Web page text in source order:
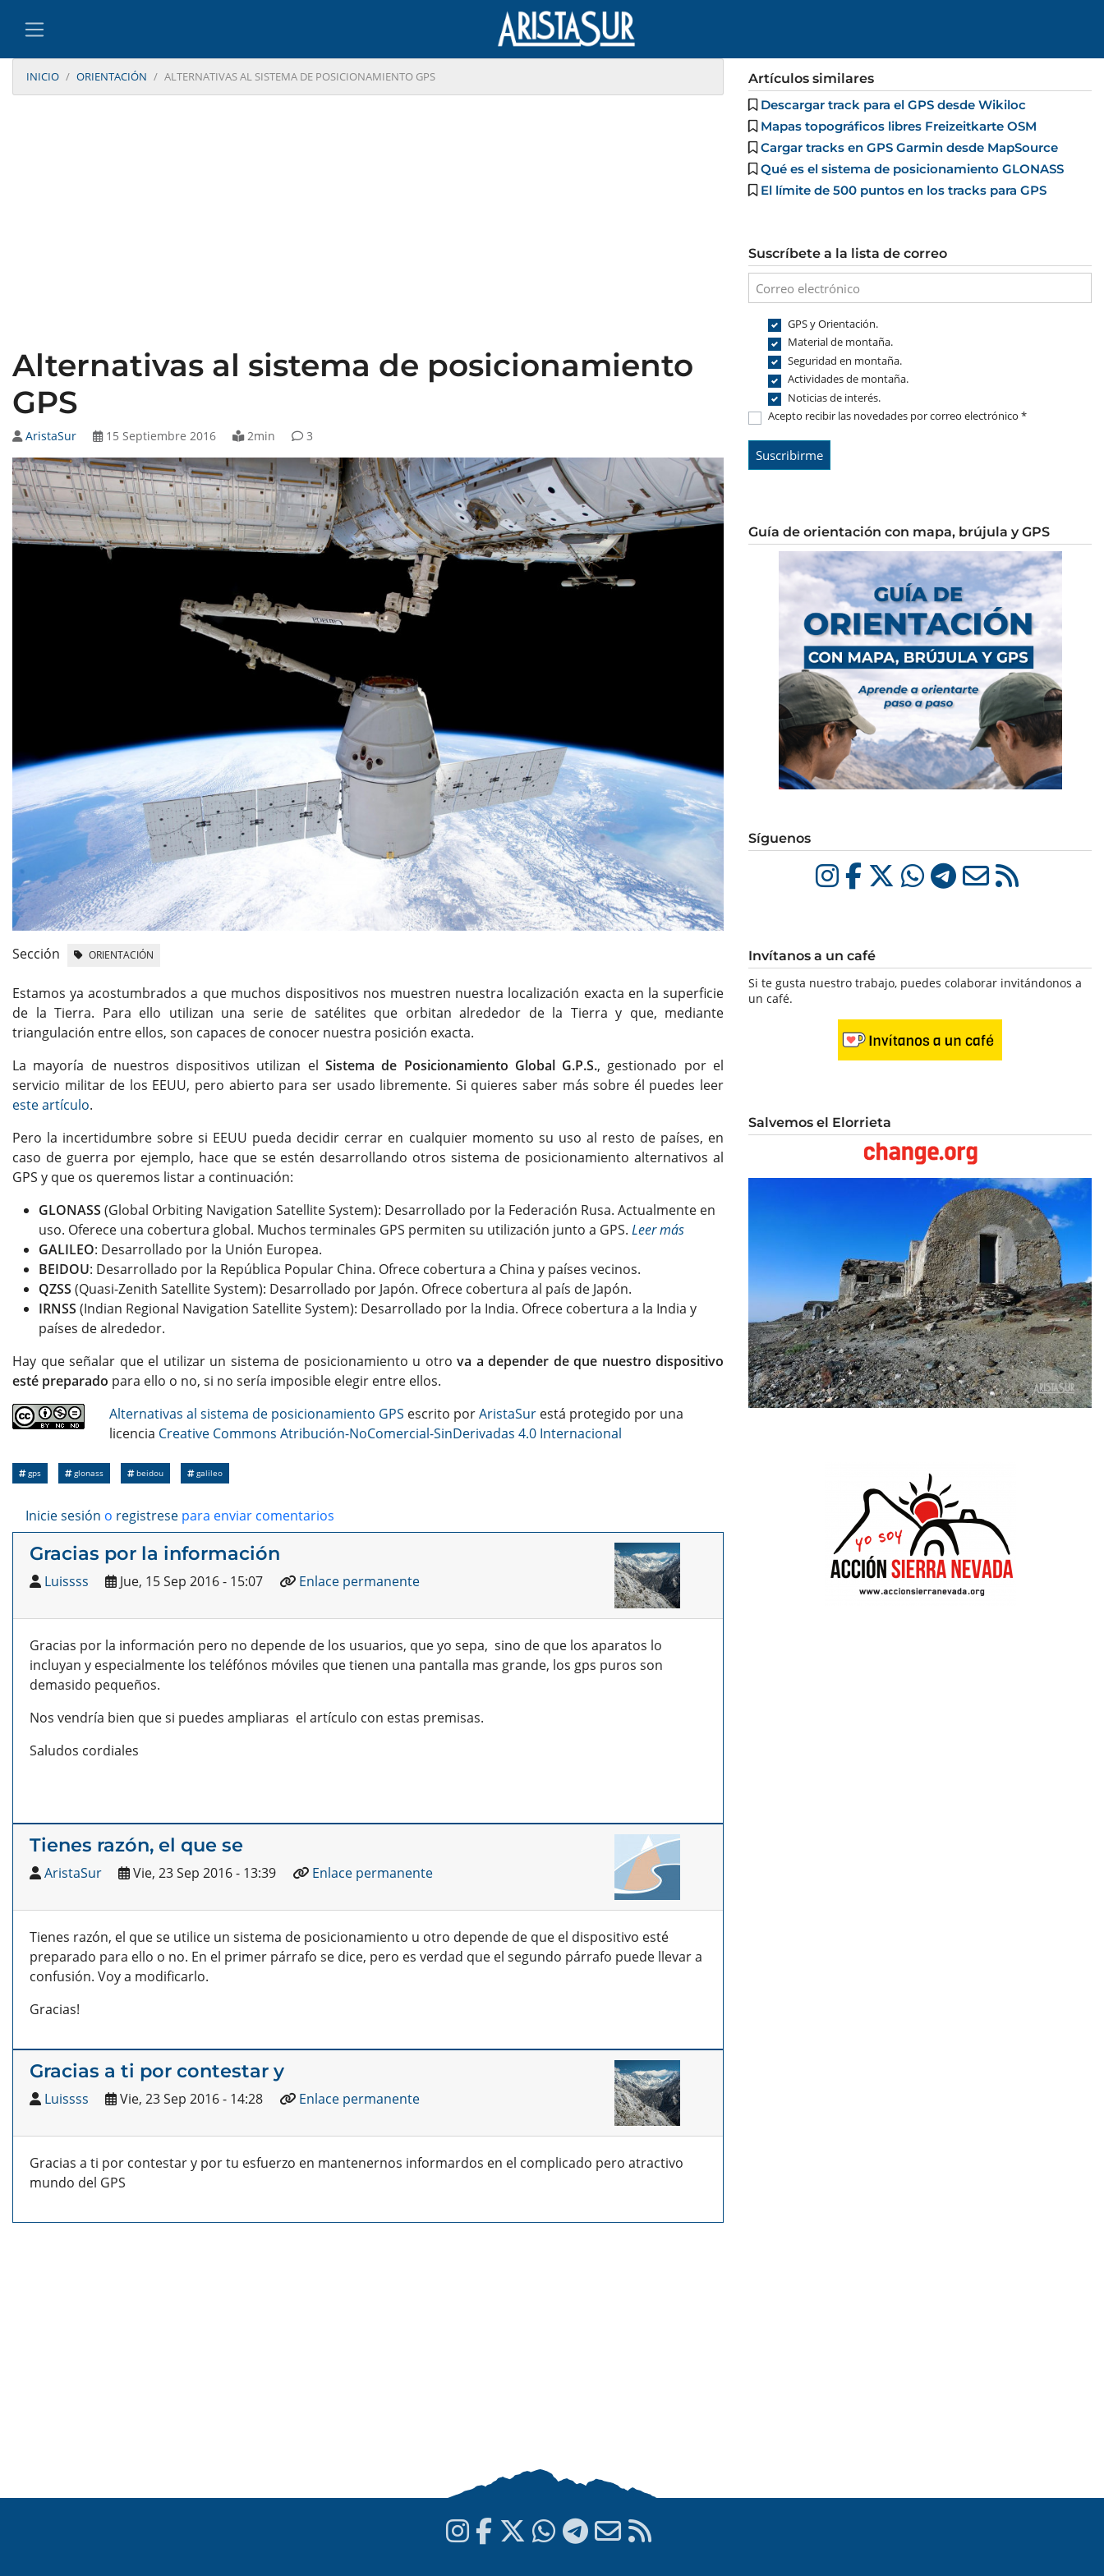
INICIO ORIENTACIÓN ALTERNATIVAS AL SISTEMA DE POSICIONAMIENTO GPS
Alternativas al sistema de posicionamiento
GPS
AristaSur 15 Septiembre 2016 2min 3
Sección ORIENTACIÓN
Estamos ya acostumbrados a que muchos dispositivos nos muestren nuestra localización exacta en la superficie
de la Tierra. Para ello utilizan una serie de satélites que orbitan alrededor de la Tierra y que, mediante
triangulación entre ellos, son capaces de conocer nuestra posición exacta.
La mayoría de nuestros dispositivos utilizan el Sistema de Posicionamiento Global G.P.S., gestionado por el
servicio militar de los EEUU, pero abierto para ser usado libremente. Si quieres saber más sobre él puedes leer
este artículo.
Pero la incertidumbre sobre si EEUU pueda decidir cerrar en cualquier momento su uso al resto de países, en
caso de guerra por ejemplo, hace que se estén desarrollando otros sistema de posicionamiento alternativos al
GPS y que os queremos listar a continuación:
GLONASS (Global Orbiting Navigation Satellite System): Desarrollado por la Federación Rusa. Actualmente en
uso. Oferece una cobertura global. Muchos terminales GPS permiten su utilización junto a GPS. Leer más
GALILEO: Desarrollado por la Unión Europea.
BEIDOU: Desarrollado por la República Popular China. Ofrece cobertura a China y países vecinos.
QZSS (Quasi-Zenith Satellite System): Desarrollado por Japón. Ofrece cobertura al país de Japón.
IRNSS (Indian Regional Navigation Satellite System): Desarrollado por la India. Ofrece cobertura a la India y
países de alrededor.
Hay que señalar que el utilizar un sistema de posicionamiento u otro va a depender de que nuestro dispositivo
esté preparado para ello o no, si no sería imposible elegir entre ellos.
Alternativas al sistema de posicionamiento GPS escrito porAristaSur está protegido por una
licencia Creative Commons Atribución-NoComercial-SinDerivadas 4.0 Internacional
gps glonass beidou galileo
Inicie sesión o registrese para enviar comentarios
Gracias por la información
Luissss Jue, 15 Sep 2016 - 15:07 Enlace permanente
Gracias por la información pero no depende de los usuarios, que yo sepa, sino de que los aparatos lo
incluyan y especialmente los teléfónos móviles que tienen una pantalla mas grande, los gps puros son
demasido pequeños.
Nos vendría bien que si puedes ampliaras el artículo con estas premisas.
Saludos cordiales
Tienes razón, el que se
AristaSur Vie, 23 Sep 2016 - 13:39 Enlace permanente
Tienes razón, el que se utilice un sistema de posicionamiento u otro depende de que el dispositivo esté
preparado para ello o no. En el primer párrafo se dice, pero es verdad que el segundo párrafo puede llevar a
confusión. Voy a modificarlo.
Gracias!
Gracias a ti por contestar y
Luissss Vie, 23 Sep 2016 - 14:28 Enlace permanente
Gracias a ti por contestar y por tu esfuerzo en mantenernos informardos en el complicado pero atractivo
mundo del GPS
Artículos similares
Descargar track para el GPS desde Wikiloc
Mapas topográficos libres Freizeitkarte OSM
Cargar tracks en GPS Garmin desde MapSource
Qué es el sistema de posicionamiento GLONASS
El límite de 500 puntos en los tracks para GPS
Suscríbete a la lista de correo
GPS y Orientación.
Material de montaña.
Seguridad en montaña.
Actividades de montaña.
Noticias de interés.
Acepto recibir las novedades por correo electrónico *
Guía de orientación con mapa, brújula y GPS
Síguenos
Invítanos a un café
Si te gusta nuestro trabajo, puedes colaborar invitándonos a
un café.
Salvemos el Elorrieta